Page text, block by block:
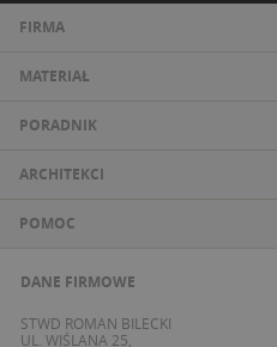
FIRMA
MATERIAŁ
PORADNIK
ARCHITEKCI
POMOC
DANE FIRMOWE
STWD ROMAN BILECKI
UL. WIŚLANA 25,